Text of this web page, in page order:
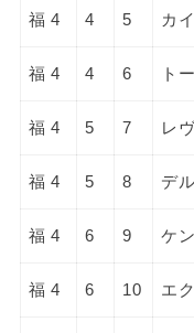
福 4 4 5 カ
福 4 4 6 ト
福 4 5 7 レ
福 4 5 8 デ
福 4 6 9 ケ
福 4 6 10 エ